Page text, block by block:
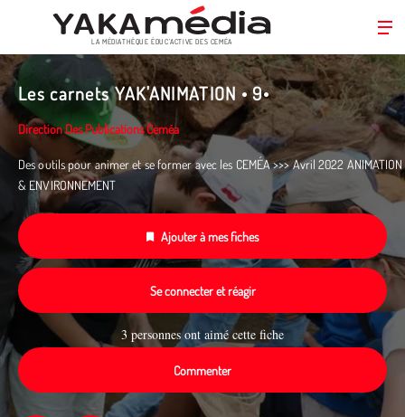
Aller
au
contenu
principal
LA MÉDIATHÈQUE ÉDUC’ACTIVE DES CEMÉA
Les carnets YAK'ANIMATION • 9•
Direction Des Publications Ceméa
Des outils pour animer et se former avec les CEMÉA >>> Avril 2022 ANIMATION
& ENVIRONNEMENT
Ajouter à mes fiches
Se connecter et réagir
3 personnes ont aimé cette fiche
Commenter